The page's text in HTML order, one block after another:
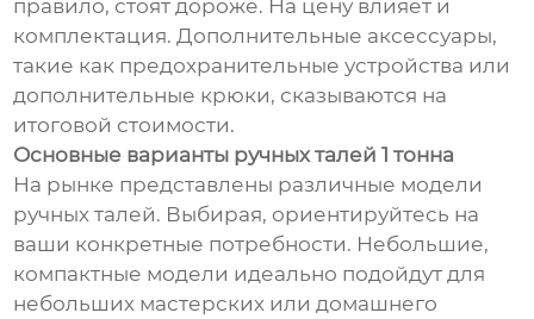
правило, стоят дороже. На цену влияет и
комплектация. Дополнительные аксессуары,
такие как предохранительные устройства или
дополнительные крюки, сказываются на
итоговой стоимости.
Основные варианты ручных талей 1 тонна
На рынке представлены различные модели
ручных талей. Выбирая, ориентируйтесь на
ваши конкретные потребности. Небольшие,
компактные модели идеально подойдут для
небольших мастерских или домашнего